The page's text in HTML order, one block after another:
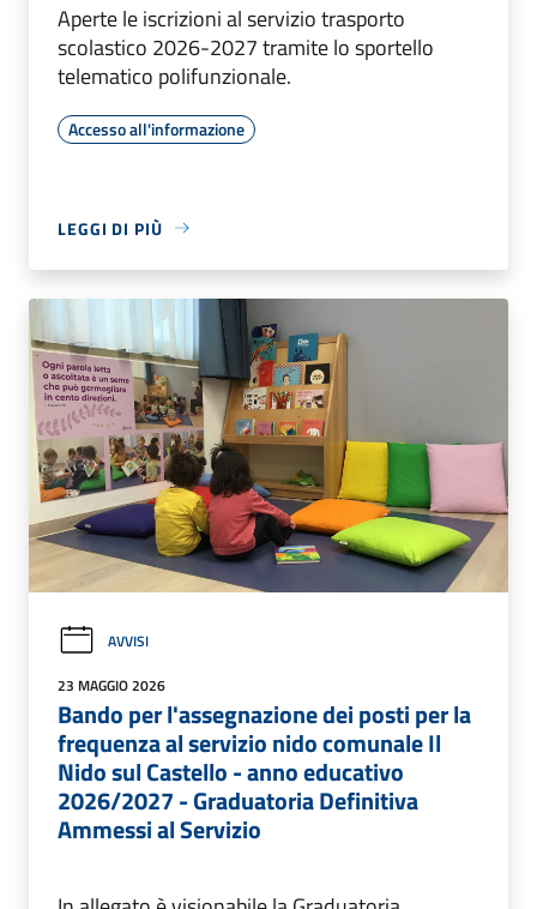
Aperte le iscrizioni al servizio trasporto
scolastico 2026-2027 tramite lo sportello
telematico polifunzionale.
Accesso all'informazione
LEGGI DI PIÙ
AVVISI
23 MAGGIO 2026
Bando per l'assegnazione dei posti per la
frequenza al servizio nido comunale Il
Nido sul Castello - anno educativo
2026/2027 - Graduatoria Definitiva
Ammessi al Servizio